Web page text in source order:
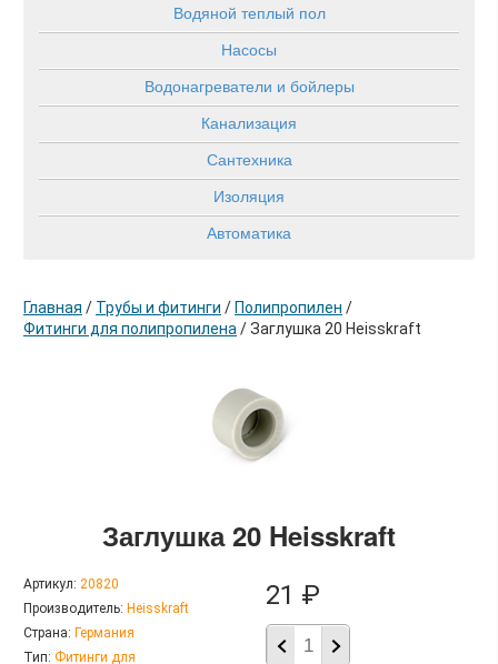
Водяной теплый пол
Насосы
Водонагреватели и бойлеры
Канализация
Сантехника
Изоляция
Автоматика
Главная / Трубы и фитинги / Полипропилен /
Фитинги для полипропилена/Заглушка 20 Heisskraft
Заглушка 20 Heisskraft
Артикул: 20820
Производитель: Heisskraft
Страна: Германия
Тип: Фитинги для
21 ₽
в корзину